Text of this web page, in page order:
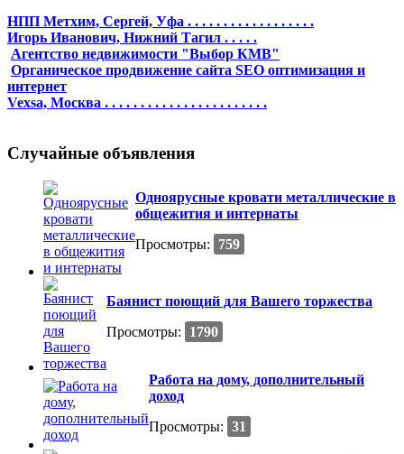
НПП Метхим, Сергей, Уфа . . . . . . . . . . . . . . . . . .
Игорь Иванович, Нижний Тагил . . . . .
Агентство недвижимости "Выбор КМВ"
Органическое продвижение сайта SEO оптимизация и
интернет
Vexsa, Москва . . . . . . . . . . . . . . . . . . . . . . .
Случайные объявления
Одноярусные кровати металлические в
общежития и интернаты
Просмотры:
759
Баянист поющий для Вашего торжества
Просмотры:
1790
Работа на дому, дополнительный
доход
Просмотры: 31